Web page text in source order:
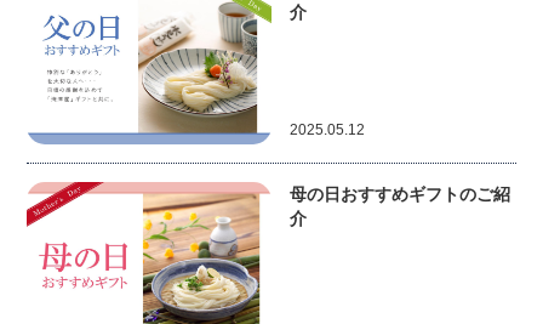
介
2025.05.12
母の日おすすめギフトのご紹
介